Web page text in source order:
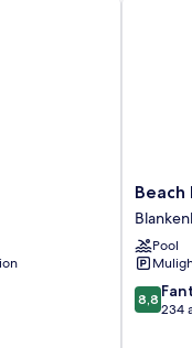
Beach
Palace
Hotel
by
CW
Hotel
Pool
8.8
ud
8,8
234